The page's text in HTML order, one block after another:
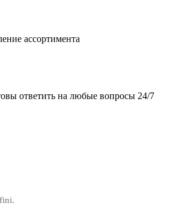
ассортимента
ответить на любые вопросы 24/7